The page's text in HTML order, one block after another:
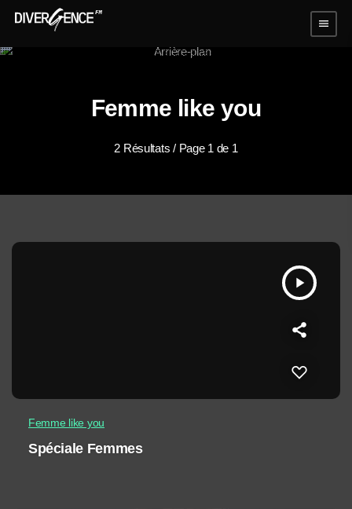
menu
Femme like you
2 Résultats / Page 1 de 1
play_arrow
Femme like you
Spéciale Femmes